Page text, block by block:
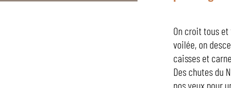
On croit tous et
voilée, on
caisses et
Des chutes du
nos yeux pour